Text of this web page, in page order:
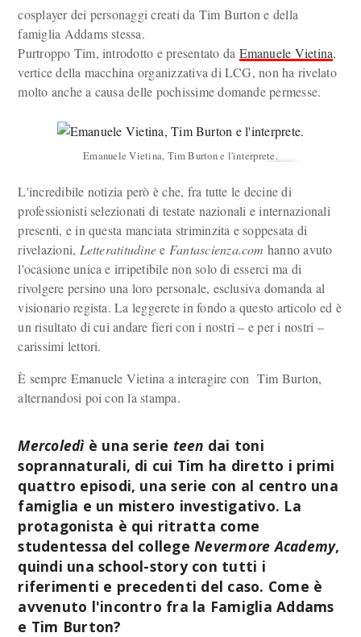
cosplayer dei personaggi creati da Tim Burton e della
famiglia Addams stessa.
Purtroppo Tim, introdotto e presentato da Emanuele Vietina,
vertice della macchina organizzativa di LCG, non ha rivelato
molto anche a causa delle pochissime domande permesse.
Emanuele Vietina, Tim Burton e l'interprete.
L'incredibile notizia però è che, fra tutte le decine di
professionisti selezionati di testate nazionali e internazionali
presenti, e in questa manciata striminzita e soppesata di
rivelazioni, Letteratitudinee Fantascienza.com hanno avuto
l'ocasione unica e irripetibile non solo di esserci ma di
rivolgere persino una loro personale, esclusiva domanda al
visionario regista. La leggerete in fondo a questo articolo ed è
un risultato di cui andare fieri con i nostri – e per i nostri –
carissimi lettori.
È sempre Emanuele Vietina a interagire con Tim Burton,
alternandosi poi con la stampa.
Mercoledìè una serie teen dai toni
soprannaturali, di cui Tim ha diretto i primi
quattro episodi, una serie con al centro una
famiglia e un mistero investigativo. La
protagonista è qui ritratta come
studentessa del collegeNevermore Academy,
quindi una school-story con tutti i
riferimenti e precedenti del caso. Come è
avvenuto l'incontro fra la Famiglia Addams
e Tim Burton?